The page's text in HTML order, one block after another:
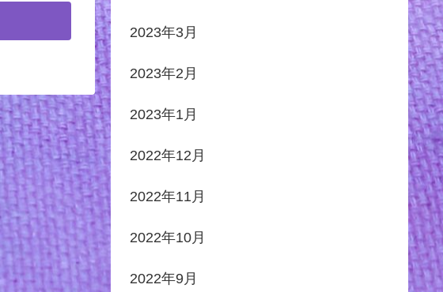
2023年3月
2023年2月
2023年1月
2022年12月
2022年11月
2022年10月
2022年9月